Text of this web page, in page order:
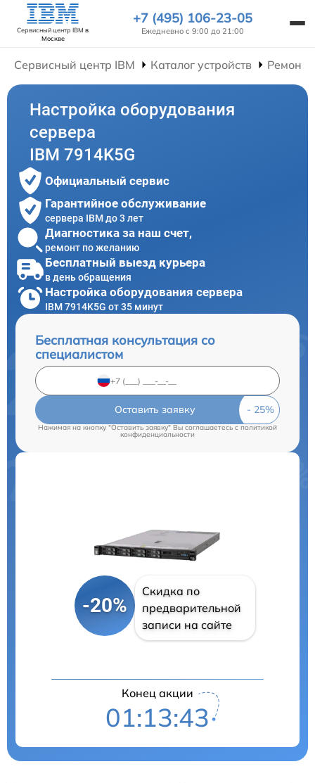
Сервисный центр IBM в
Москве
+7 (495) 106-23-05
Ежедневно с 9:00 до 21:00
Сервисный центр IBM Каталог устройств Ремонт
Настройка оборудования
сервера
IBM 7914K5G
Официальный сервис
Гарантийное обслуживание
сервера IBM до 3 лет
Диагностика за наш счет,
ремонт по желанию
Бесплатный выезд курьера
в день обращения
Настройка оборудования сервера
IBM 7914K5G от 35 минут
Бесплатная консультация со
специалистом
Оставить заявку
Нажимая на кнопку "Оставить заявку" Вы соглашаетесь c политикой
конфиденциальности
-20%
Скидка по
предварительной
записи на сайте
Конец акции
01:13:42